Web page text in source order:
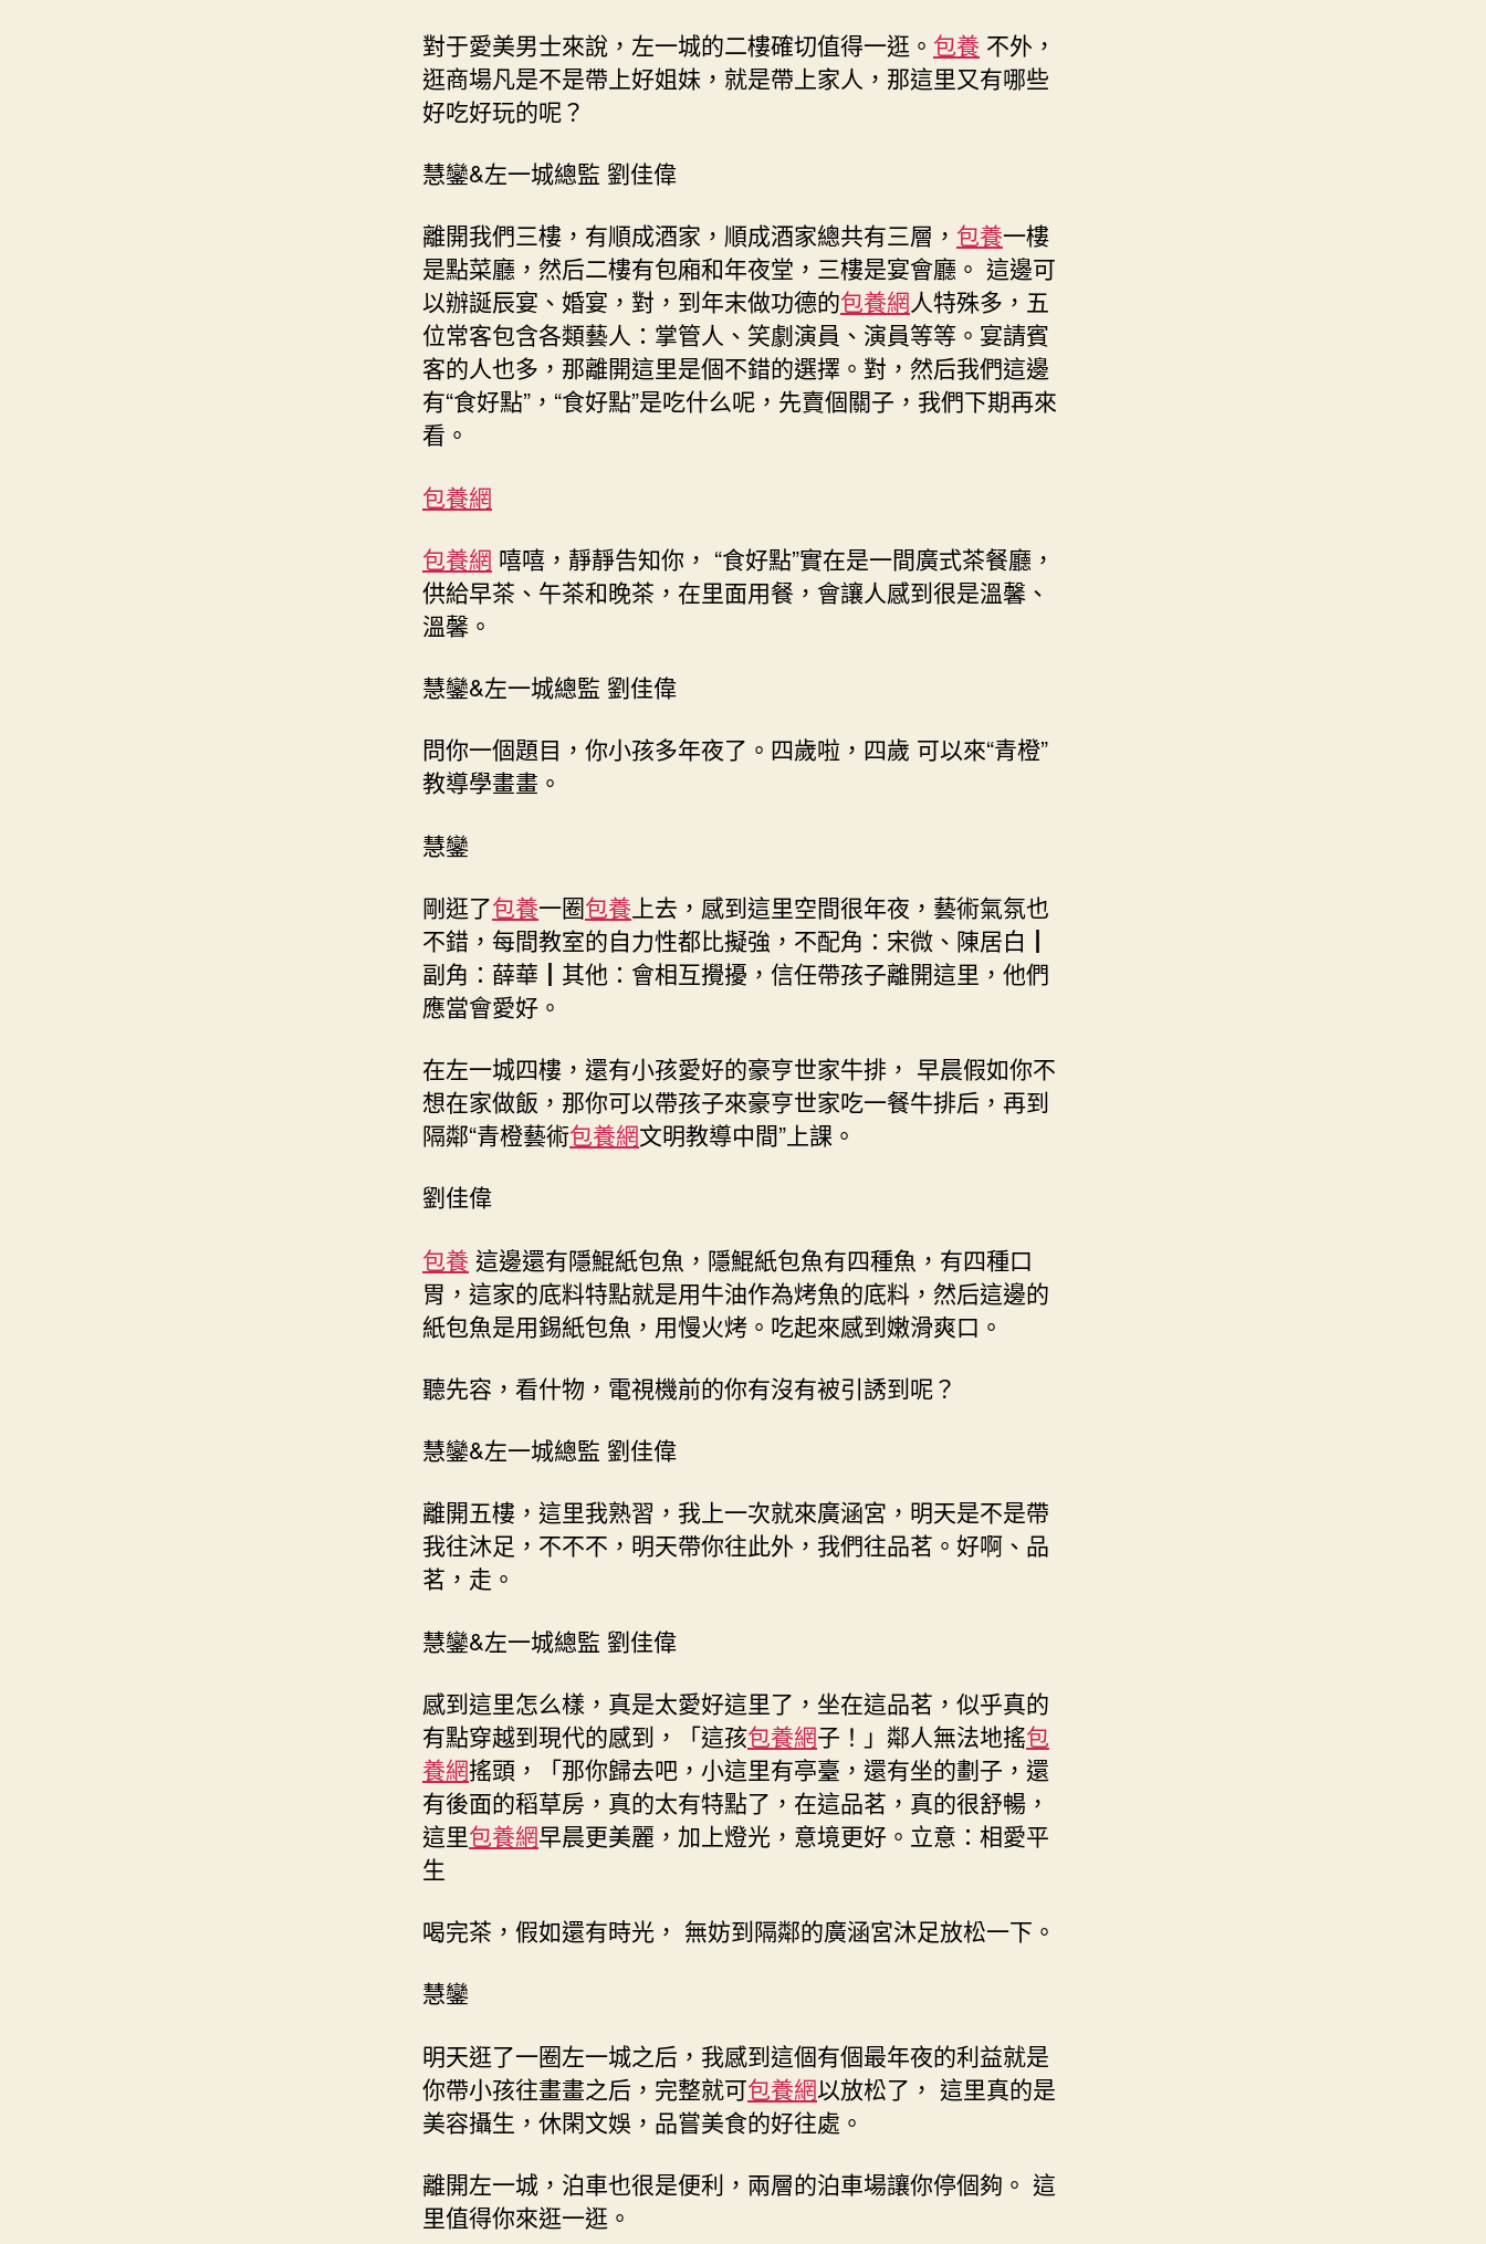
對于愛美男士來說，左一城的二樓確切值得一逛。 包養 不外，
逛商場凡是不是帶上好姐妹，就是帶上家人，那這里又有哪些
好吃好玩的呢？
慧鑾&左一城總監 劉佳偉
離開我們三樓，有順成酒家，順成酒家總共有三層， 包養一樓
是點菜廳，然后二樓有包廂和年夜堂，三樓是宴會廳。 這邊可
以辦誕辰宴、婚宴，對，到年末做功德的包養網人特殊多，五
位常客包含各類藝人：掌管人、笑劇演員、演員等等。宴請賓
客的人也多，那離開這里是個不錯的選擇。對，然后我們這邊
有“食好點”，“食好點”是吃什么呢，先賣個關子，我們下期再來
看。
包養網
包養網 嘻嘻，靜靜告知你， “食好點”實在是一間廣式茶餐廳，
供給早茶、午茶和晚茶，在里面用餐，會讓人感到很是溫馨、
溫馨。
慧鑾&左一城總監 劉佳偉
問你一個題目，你小孩多年夜了。四歲啦，四歲 可以來“青橙”
教導學畫畫。
慧鑾
剛逛了包養一圈包養 上去，感到這里空間很年夜，藝術氣氛也
不錯，每間教室的自力性都比擬強，不配角：宋微、陳居白┃
副角：薛華┃其他：會相互攪擾，信任帶孩子離開這里，他們
應當會愛好。
在左一城四樓，還有小孩愛好的豪亨世家牛排， 早晨假如你不
想在家做飯，那你可以帶孩子來豪亨世家吃一餐牛排后，再到
隔鄰“青橙藝術包養網文明教導中間”上課。
劉佳偉
包養 這邊還有隱鯤紙包魚，隱鯤紙包魚有四種魚，有四種口
胃，這家的底料特點就是用牛油作為烤魚的底料，然后這邊的
紙包魚是用錫紙包魚，用慢火烤。吃起來感到嫩滑爽口。
聽先容，看什物，電視機前的你有沒有被引誘到呢？
慧鑾&左一城總監 劉佳偉
離開五樓，這里我熟習，我上一次就來廣涵宮，明天是不是帶
我往沐足，不不不，明天帶你往此外，我們往品茗。好啊、品
茗，走。
慧鑾&左一城總監 劉佳偉
感到這里怎么樣，真是太愛好這里了，坐在這品茗，似乎真的
有點穿越到現代的感到，「這孩包養網子！」鄰人無法地搖包
養網搖頭，「那你歸去吧，小這里有亭臺，還有坐的劃子，還
有後面的稻草房，真的太有特點了，在這品茗，真的很舒暢，
這里包養網早晨更美麗，加上燈光，意境更好。立意：相愛平
生
喝完茶，假如還有時光， 無妨到隔鄰的廣涵宮沐足放松一下。
慧鑾
明天逛了一圈左一城之后，我感到這個有個最年夜的利益就是
你帶小孩往畫畫之后，完整就可包養網以放松了， 這里真的是
美容攝生，休閑文娛，品嘗美食的好往處。
離開左一城，泊車也很是便利，兩層的泊車場讓你停個夠。 這
里值得你來逛一逛。